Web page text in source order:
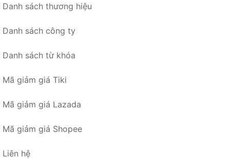
Danh sách thương hiệu
Danh sách công ty
Danh sách từ khóa
Mã giảm giá Tiki
Mã giảm giá Lazada
Mã giảm giá Shopee
Liên hệ